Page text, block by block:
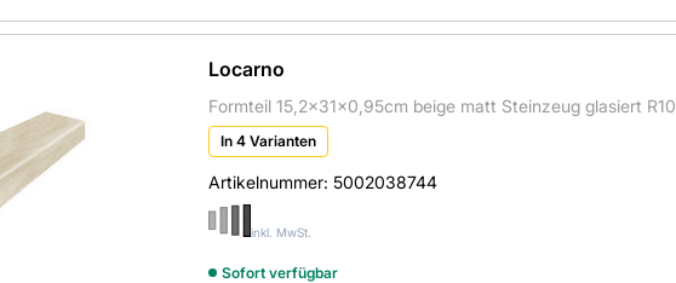
Locarno
Formteil 15,2x31x0,95cm beige matt Steinzeug glasiert R10
In 4 Varianten
Artikelnummer: 5002038744
inkl. MwSt.
Sofort verfügbar